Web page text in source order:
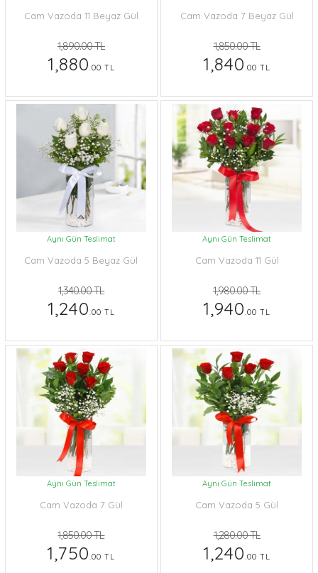
Cam Vazoda 11 Beyaz Gül
1,890.00 TL
1,880.00 TL
Cam Vazoda 7 Beyaz Gül
1,850.00 TL
1,840.00 TL
Aynı Gün Teslimat
Cam Vazoda 5 Beyaz Gül
1,340.00 TL
1,240.00 TL
Aynı Gün Teslimat
Cam Vazoda 11 Gül
1,980.00 TL
1,940.00 TL
Aynı Gün Teslimat
Cam Vazoda 7 Gül
1,850.00 TL
1,750.00 TL
Aynı Gün Teslimat
Cam Vazoda 5 Gül
1,280.00 TL
1,240.00 TL